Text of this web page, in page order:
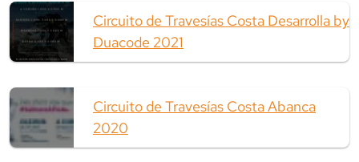
Circuito de Travesías Costa Desarrolla by
Duacode 2021
Circuito de Travesías Costa Abanca
2020